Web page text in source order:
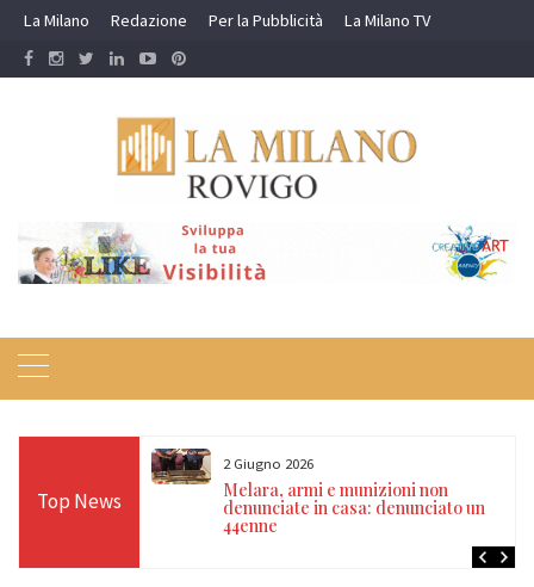
Skip
content
La Milano Redazione Per la Pubblicità La Milano TV
Top News
si prepara al
sulle
2 Giugno 2026
Melara, armi e munizioni non
denunciate in casa: denunciato un
44enne